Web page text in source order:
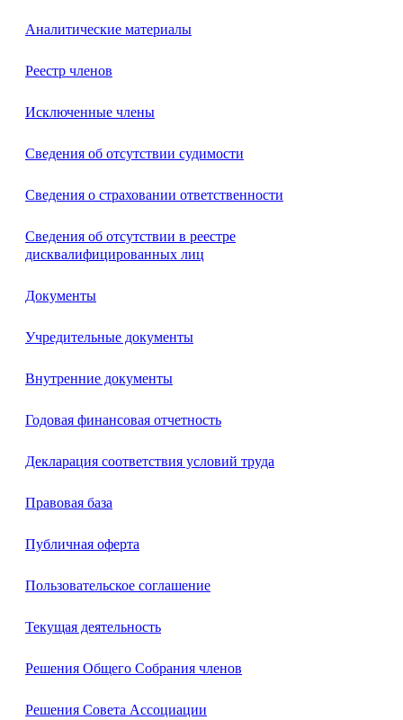
Аналитические материалы
Реестр членов
Исключенные члены
Сведения об отсутствии судимости
Сведения о страховании ответственности
Сведения об отсутствии в реестре
дисквалифицированных лиц
Документы
Учредительные документы
Внутренние документы
Годовая финансовая отчетность
Декларация соответствия условий труда
Правовая база
Публичная оферта
Пользовательское соглашение
Текущая деятельность
Решения Общего Собрания членов
Решения Совета Ассоциации